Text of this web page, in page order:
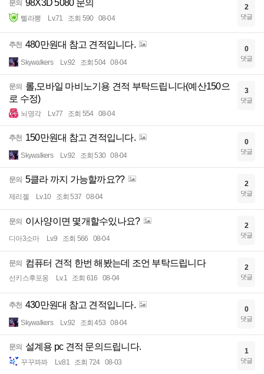
문의 98X3D 5080 문의
삘라뽕 Lv.71 조회 590 08-04
2
댓글
추천 480만원대 참고 견적입니다.
Skywalkers Lv.92 조회 504 08-04
0
댓글
문의 롤,모바일 마비노기용 견적 부탁드립니다(예산150으
로 수정)
뇌명각 Lv.77 조회 554 08-04
3
댓글
추천 150만원대 참고 견적입니다.
Skywalkers Lv.92 조회 530 08-04
0
댓글
문의 5클라 까지 가능할까요??
제리젤 Lv.10 조회 537 08-04
2
댓글
문의 이사양이면 몇개할수있나요?
디아3소마 Lv.9 조회 566 08-04
2
댓글
문의 컴퓨터 견적 한번 해봤는데 조언 부탁드립니다
선키스후포옹 Lv.1 조회 616 08-04
2
댓글
추천 430만원대 참고 견적입니다.
Skywalkers Lv.92 조회 453 08-04
0
댓글
문의 설계용 pc 견적 문의드립니다.
꾸꾸꽈꽈 Lv.81 조회 724 08-03
1
댓글